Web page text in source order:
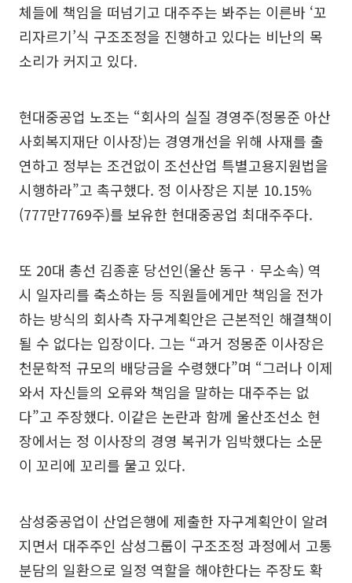
체들에 책임을 떠넘기고 대주주는 봐주는 이른바 ‘꼬
리자르기’식 구조조정을 진행하고 있다는 비난의 목
소리가 커지고 있다.
현대중공업 노조는 “회사의 실질 경영주(정몽준 아산
사회복지재단 이사장)는 경영개선을 위해 사재를 출
연하고 정부는 조건없이 조선산업 특별고용지원법을
시행하라”고 촉구했다. 정 이사장은 지분 10.15%
(777만7769주)를 보유한 현대중공업 최대주주다.
또 20대 총선 김종훈 당선인(울산 동구ㆍ무소속) 역
시 일자리를 축소하는 등 직원들에게만 책임을 전가
하는 방식의 회사측 자구계획안은 근본적인 해결책이
될 수 없다는 입장이다. 그는 “과거 정몽준 이사장은
천문학적 규모의 배당금을 수령했다”며 “그러나 이제
와서 자신들의 오류와 책임을 말하는 대주주는 없
다”고 주장했다. 이같은 논란과 함께 울산조선소 현
장에서는 정 이사장의 경영 복귀가 임박했다는 소문
이 꼬리에 꼬리를 물고 있다.
삼성중공업이 산업은행에 제출한 자구계획안이 알려
지면서 대주주인 삼성그룹이 구조조정 과정에서 고통
분담의 일환으로 일정 역할을 해야한다는 주장도 확